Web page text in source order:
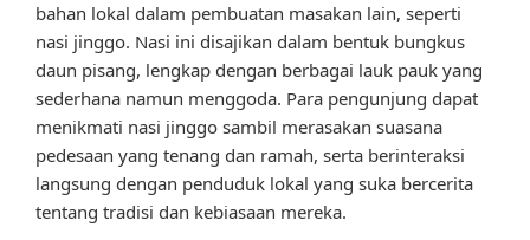
bahan lokal dalam pembuatan masakan lain, seperti
nasi jinggo. Nasi ini disajikan dalam bentuk bungkus
daun pisang, lengkap dengan berbagai lauk pauk yang
sederhana namun menggoda. Para pengunjung dapat
menikmati nasi jinggo sambil merasakan suasana
pedesaan yang tenang dan ramah, serta berinteraksi
langsung dengan penduduk lokal yang suka bercerita
tentang tradisi dan kebiasaan mereka.